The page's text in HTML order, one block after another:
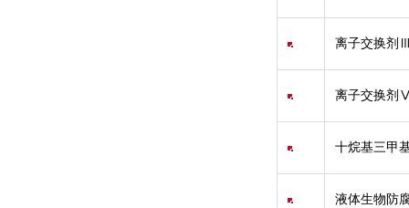
离子交换剂
离子交换剂
十烷基三甲
液体生物防